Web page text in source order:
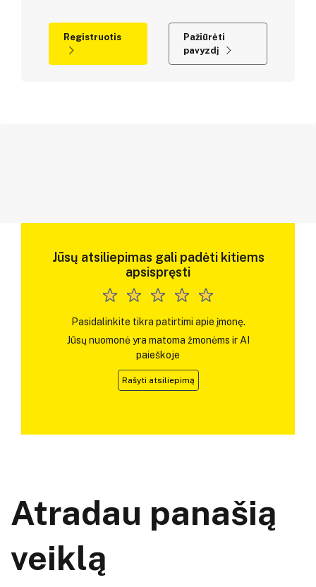
Registruotis
Pažiūrėti
pavyzdį
Jūsų atsiliepimas gali padėti kitiems
apsispręsti
Pasidalinkite tikra patirtimi apie įmonę.
Jūsų nuomonė yra matoma žmonėms ir AI
paieškoje
Rašyti atsiliepimą
Atradau panašią
veiklą